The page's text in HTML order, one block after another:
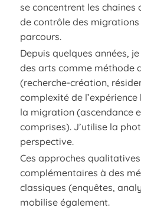
se concentrent les chaines
de contrôle des migrations
parcours.
Depuis quelques années,
des arts comme méthode
(recherche-création,
complexité de
la migration (ascendance
comprises). J’utilise la
perspective.
Ces approches
complémentaires à des
classiques (enquêtes,
mobilise également.